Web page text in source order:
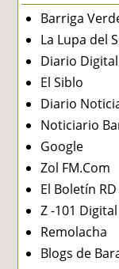
Barriga
La Lupa del
Diario
El Siblo
Diario
Noticiario
Google
Zol FM.Com
El Boletín RD
Z -101 Digital
Remolacha
Blogs de